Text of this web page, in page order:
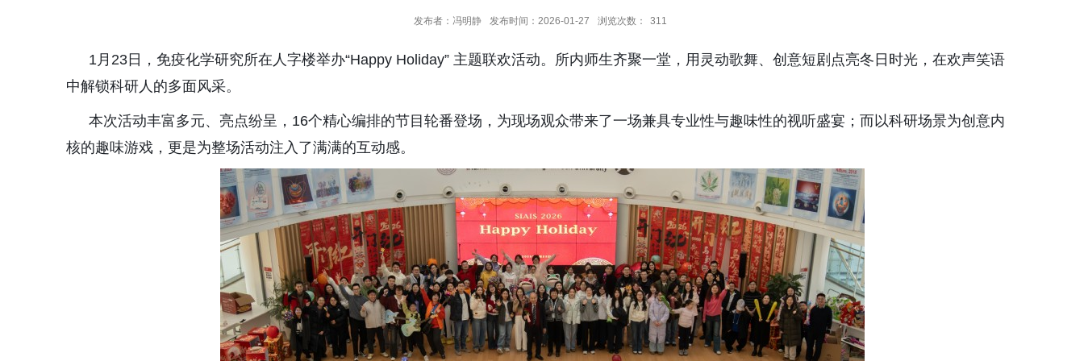
发布者：冯明静 发布时间：2026-01-27 浏览次数： 311
1月 23 日， 免疫化学研究所在 人字楼举办“Happy Holiday” 主题联欢活动。所内师生齐聚一堂，用灵动歌舞、创意短剧点亮冬日时光，在欢声笑语
中解锁科研人的多面风采。
本次活动丰富多元、亮点纷呈， 16个精心编排的节目轮番登场，为现场观众带来了一场兼具专业性与趣味性的视听盛宴 ；而以科研场景为创意内
核的趣味游戏， 更是为整场活动注入 了满满的互动感。